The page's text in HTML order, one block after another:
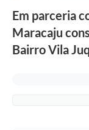
Transparência
Publicações
Em parceria
Maracaju
Bairro Vila